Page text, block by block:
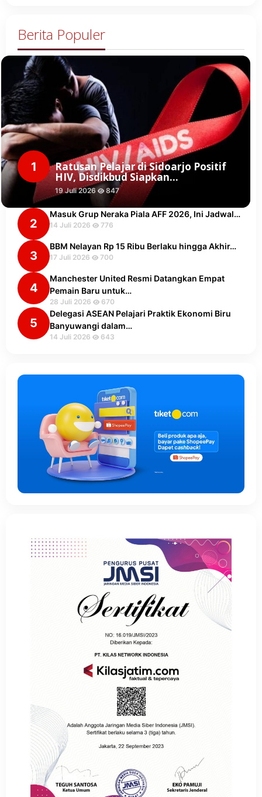
Berita Populer
1 Ratusan Pelajar di Sidoarjo Positif
HIV, Disdikbud Siapkan…
19 Juli 2026 847
2
Masuk Grup Neraka Piala AFF 2026, Ini Jadwal…
14 Juli 2026 776
3
BBM Nelayan Rp 15 Ribu Berlaku hingga Akhir…
17 Juli 2026 700
4
Manchester United Resmi Datangkan Empat
Pemain Baru untuk…
28 Juli 2026 670
5
Delegasi ASEAN Pelajari Praktik Ekonomi Biru
Banyuwangi dalam…
14 Juli 2026 643